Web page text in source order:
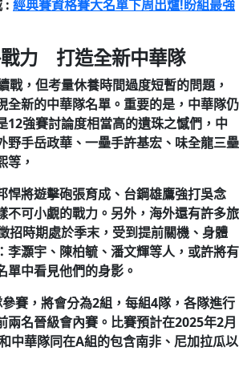
: 經典賽資格賽大名單下周出爐!盼組最強
力 打造全新中華隊
戰，但考量休養時間過度短暫的問題，
全新的中華隊名單。重要的是，中華隊仍
12強賽討論度相當高的遺珠之憾們，中
野手岳政華、一壘手許基宏、味全龍三壘
等，
悍將遊擊砲張育成、台鋼雄鷹強打吳念
不可小覷的戰力。另外，海外還有許多旅
招時期處於季末，受到提前關機、身體
李灝宇、陳柏毓、潘文輝等人，或許將有
單中看見他們的身影。
賽，將會分為2組，每組4隊，各隊進行
兩名晉級會內賽。比賽預計在2025年2月
中華隊同在A組的包含南非、尼加拉瓜以